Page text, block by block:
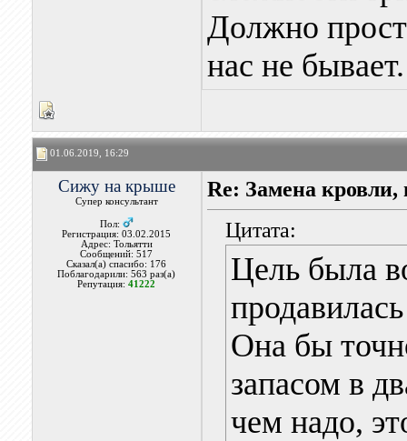
Должно
нас не бывает.
01.06.2019, 16:29
Сижу на крыше
Супер консультант
Пол:
Регистрация: 03.02.2015
Адрес: Тольятти
Сообщений: 517
Сказал(а) спасибо: 176
Поблагодарили: 563 раз(а)
Репутация:41222
Re: Замена кровли,
Цитата:
Цель была
Она бы
запасом в
чем надо,